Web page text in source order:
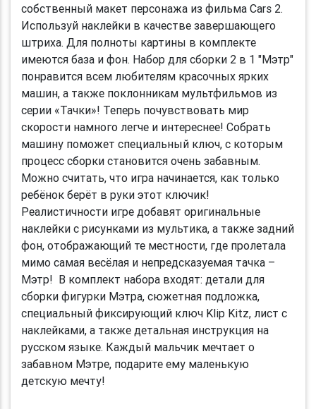
собственный макет персонажа из фильма Cars 2.
Используй наклейки в качестве завершающего
штриха. Для полноты картины в комплекте
имеются база и фон. Набор для сборки 2 в 1 "Мэтр"
понравится всем любителям красочных ярких
машин, а также поклонникам мультфильмов из
серии «Тачки»! Теперь почувствовать мир
скорости намного легче и интереснее! Собрать
машину поможет специальный ключ, с которым
процесс сборки становится очень забавным.
Можно считать, что игра начинается, как только
ребёнок берёт в руки этот ключик!
Реалистичности игре добавят оригинальные
наклейки с рисунками из мультика, а также задний
фон, отображающий те местности, где пролетала
мимо самая весёлая и непредсказуемая тачка –
Мэтр! В комплект набора входят: детали для
сборки фигурки Мэтра, сюжетная подложка,
специальный фиксирующий ключ Klip Kitz, лист с
наклейками, а также детальная инструкция на
русском языке. Каждый мальчик мечтает о
забавном Мэтре, подарите ему маленькую
детскую мечту!